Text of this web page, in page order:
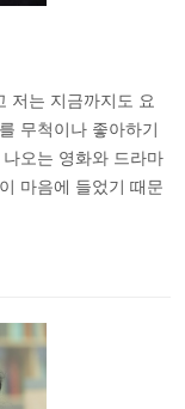
저는 지금까지도 요
무척이나 좋아하기
오는 영화와 드라마
마음에 들었기 때문